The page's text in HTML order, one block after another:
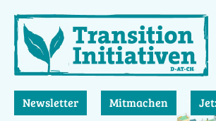
zum
Inhalt
Newsletter Mitmachen